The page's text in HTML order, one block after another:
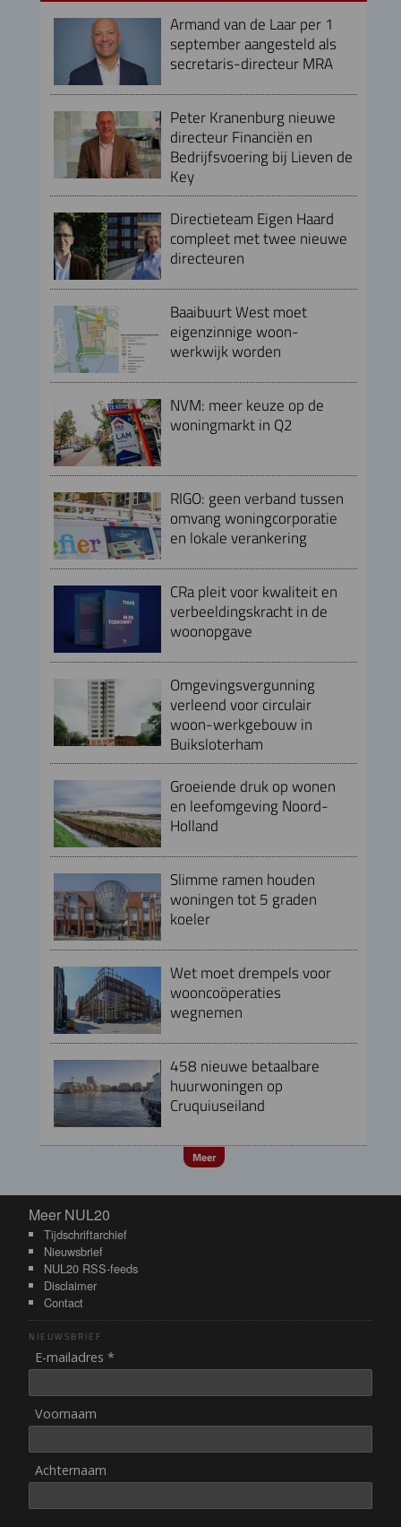
Armand van de Laar per 1
september aangesteld als
secretaris-directeur MRA
Peter Kranenburg nieuwe
directeur Financiën en
Bedrijfsvoering bij Lieven de
Key
Directieteam Eigen Haard
compleet met twee nieuwe
directeuren
Baaibuurt West moet
eigenzinnige woon-
werkwijk worden
NVM: meer keuze op de
woningmarkt in Q2
RIGO: geen verband tussen
omvang woningcorporatie
en lokale verankering
CRa pleit voor kwaliteit en
verbeeldingskracht in de
woonopgave
Omgevingsvergunning
verleend voor circulair
woon-werkgebouw in
Buiksloterham
Groeiende druk op wonen
en leefomgeving Noord-
Holland
Slimme ramen houden
woningen tot 5 graden
koeler
Wet moet drempels voor
wooncoöperaties
wegnemen
458 nieuwe betaalbare
huurwoningen op
Cruquiuseiland
Meer
Meer NUL20
Meer NUL20
Tijdschriftarchief
Nieuwsbrief
NUL20 RSS-feeds
Disclaimer
Contact
NIEUWSBRIEF
E-mailadres *
Voornaam
Achternaam